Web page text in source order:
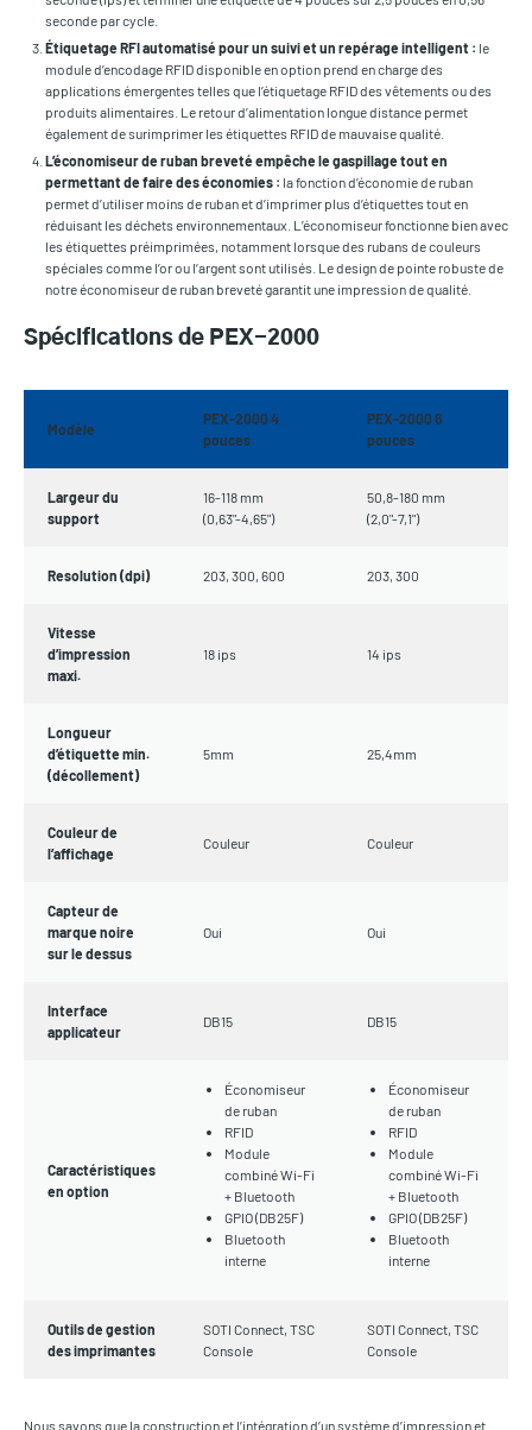
seconde par cycle.
Étiquetage RFI automatisé pour un suivi et un repérage intelligent : le
module d’encodage RFID disponible en option prend en charge des
applications émergentes telles que l’étiquetage RFID des vêtements ou des
produits alimentaires. Le retour d’alimentation longue distance permet
également de surimprimer les étiquettes RFID de mauvaise qualité.
L’économiseur de ruban breveté empêche le gaspillage tout en
permettant de faire des économies : la fonction d’économie de ruban
permet d’utiliser moins de ruban et d’imprimer plus d’étiquettes tout en
réduisant les déchets environnementaux. L’économiseur fonctionne bien avec
les étiquettes préimprimées, notamment lorsque des rubans de couleurs
spéciales comme l’or ou l’argent sont utilisés. Le design de pointe robuste de
notre économiseur de ruban breveté garantit une impression de qualité.
Spécifications de PEX-2000
Modèle
PEX-2000 4
pouces
PEX-2000 6
pouces
Largeur du
support
16-118 mm
(0,63"-4,65")
50,8-180 mm
(2,0"-7,1")
Resolution (dpi) 203, 300, 600 203, 300
Vitesse
d’impression
maxi.
18 ips 14 ips
Longueur
d’étiquette min.
(décollement)
5mm 25,4mm
Couleur de
l’affichage
Couleur Couleur
Capteur de
marque noire
sur le dessus
Oui Oui
Interface
applicateur
DB15 DB15
Caractéristiques
en option
Économiseur
de ruban
RFID
Module
combiné Wi-Fi
+ Bluetooth
GPIO (DB25F)
Bluetooth
interne
Économiseur
de ruban
RFID
Module
combiné Wi-Fi
+ Bluetooth
GPIO (DB25F)
Bluetooth
interne
Outils de gestion
des imprimantes
SOTI Connect, TSC
Console
SOTI Connect, TSC
Console
Nous savons que la construction et l’intégration d’un système d’impression et